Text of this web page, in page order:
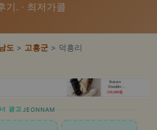
기. · 최저가콜
도 > 고흥군 > 덕흥리
광고JEONNAM